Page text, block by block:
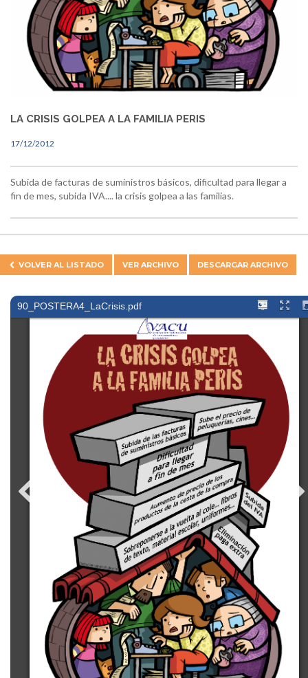
LA CRISIS GOLPEA A LA FAMILIA PERIS
17/12/2012
Subida de facturas de suministros básicos, dificultad para llegar a
fin de mes, subida IVA.... la crisis golpea a las familias.
VOLVER AL LISTADO VER ARCHIVO DESCARGAR ARCHIVO